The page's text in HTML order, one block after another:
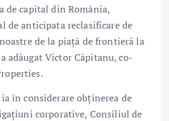
de capital din România,
de anticipata reclasificare de
de la piață de frontieră la
adăugat Victor Căpitanu, co-
în considerare obținerea de
corporative, Consiliul de